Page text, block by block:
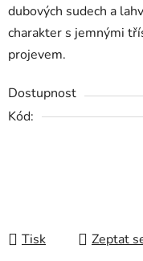
dubových sudech a
charakter s jemnými
projevem.
Dostupnost
Kód:
Tisk Zeptat